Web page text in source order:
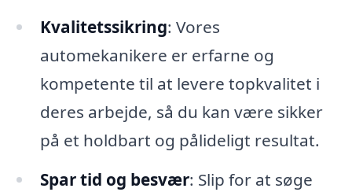
Kvalitetssikring: Vores
automekanikere er erfarne og
kompetente til at levere topkvalitet i
deres arbejde, så du kan være sikker
på et holdbart og pålideligt resultat.
Spar tid og besvær: Slip for at søge